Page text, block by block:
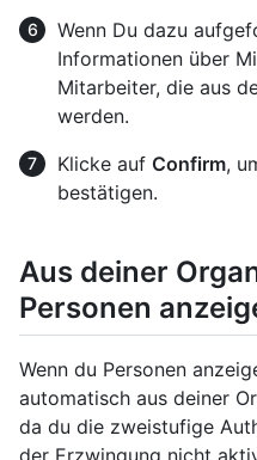
Wenn Du dazu
Informationen über
Mitarbeiter, die aus
werden.
Klicke auf Confirm,
bestätigen.
Aus deiner
Personen
Wenn du Personen
automatisch aus deiner
da du die zweistufige